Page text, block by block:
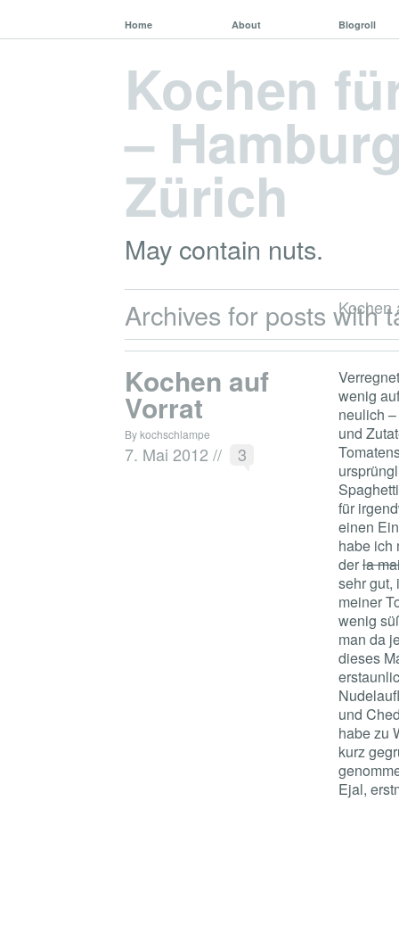
Home About Blogroll
Kochen
–
Zürich
May contain nuts.
Archives for posts with
Kochen
Kochen auf
Vorrat
By kochschlampe
7. Mai 2012 // 3
wenig
neulich
und
für
einen
habe ich
derla
sehr gut,
meiner
wenig
man da
dieses
und
habe zu
kurz
Ejal,